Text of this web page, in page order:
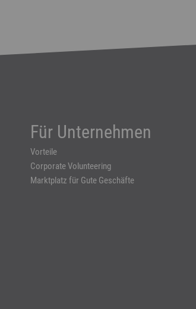
Für Unternehmen
Vorteile
Corporate Volunteering
Marktplatz für Gute Geschäfte